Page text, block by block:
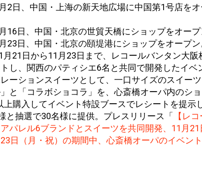
2日、中国・上海の新天地広場に中国第1号店を
16日、中国・北京の世貿天橋にショップをオープ
23日、中国・北京の頤堤港にショップをオープン
月21日から11月23日まで、レコールバンタン大阪
し、関西のパティシエ6名と共同で開発したイベ
ーションスイーツとして、一口サイズのスイー
と「コラボショコラ」を、心斎橋オーパ内のシ
上購入してイベント特設ブースでレシートを提示
と抽選で30名様に提供。プレスリリース「
【レ
パレル6ブランドとスイーツを共同開発、11月21
23日（月・祝）の期間中、心斎橋オーパのイベン